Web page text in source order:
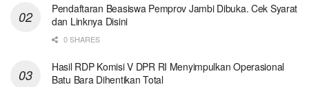
Pendaftaran Beasiswa Pemprov Jambi Dibuka. Cek Syarat
dan Linknya Disini
0 SHARES
Hasil RDP Komisi V DPR RI Menyimpulkan Operasional
Batu Bara Dihentikan Total